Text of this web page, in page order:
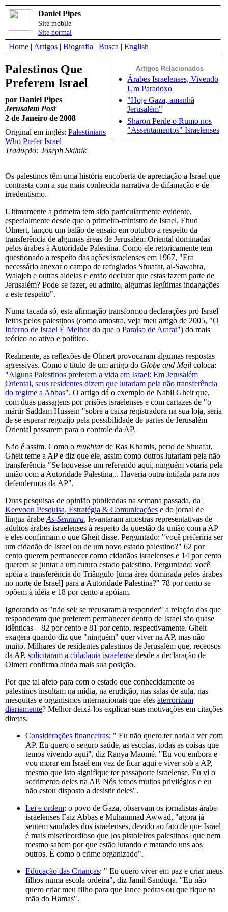
Daniel Pipes
Site mobile
Site normal
Home | Artigos | Biografia | Busca | English
Artigos Relacionados
Árabes Israelenses, Vivendo
Um Paradoxo
"Hoje Gaza, amanhã
Jerusalém"
Sharon Perde o Rumo nos
"Assentamentos" Israelenses
Palestinos Que
Preferem Israel
por Daniel Pipes
Jerusalem Post
2 de Janeiro de 2008
Original em inglês: Palestinians
Who Prefer Israel
Tradução: Joseph Skilnik
Os palestinos têm uma história encoberta de apreciação a Israel que
contrasta com a sua mais conhecida narrativa de difamação e de
irredentismo.
Ultimamente a primeira tem sido particularmente evidente,
especialmente desde que o primeiro-ministro de Israel, Ehud
Olmert, lançou um balão de ensaio em outubro a respeito da
transferência de algumas áreas de Jerusalém Oriental dominadas
pelos árabes à Autoridade Palestina. Como ele retoricamente tem
questionado a respeito das ações israelenses em 1967, "Era
necessário anexar o campo de refugiados Shuafat, al-Sawahra,
Walajeh e outras aldeias e então declarar que estas fazem parte de
Jerusalém? Pode-se fazer, eu admito, algumas legítimas indagações
a este respeito".
Numa tacada só, esta afirmação transformou declarações pró Israel
feitas pelos palestinos (como amostra, veja meu artigo de 2005, "O
Inferno de Israel É Melhor do que o Paraíso de Arafat") do mais
teórico ao ativo e político.
Realmente, as reflexões de Olmert provocaram algumas respostas
agressivas. Como o título de um artigo do Globe and Mail coloca:
"Alguns Palestinos preferem a vida em Israel: Em Jerusalém
Oriental, seus residentes dizem que lutariam pela não transferência
do regime a Abbas". O artigo dá o exemplo de Nabil Gheit que,
com duas passagens por prisões israelenses e com cartazes de "o
mártir Saddam Hussein "sobre a caixa registradora na sua loja, seria
de se esperar regozijo pela possibilidade de partes de Jerusalém
Oriental passarem para o controle da AP.
Não é assim. Como o mukhtarde Ras Khamis, perto de Shuafat,
Gheit teme a AP e diz que ele, assim como outros lutariam pela não
transferência "Se houvesse um referendo aqui, ninguém votaria pela
união com a Autoridade Palestina... Haveria outra intifada para nos
defendermos da AP".
Duas pesquisas de opinião publicadas na semana passada, da
Keevoon Pesquisa, Estratégia & Comunicações e do jornal de
língua árabe As-Sennara, levantaram amostras representativas de
adultos árabes israelenses à respeito da questão da união com a AP
e eles confirmam o que Gheit disse. Perguntado: "você preferiria ser
um cidadão de Israel ou de um novo estado palestino?" 62 por
cento querem permanecer como cidadãos israelenses e 14 por cento
querem se juntar a um futuro estado palestino. Perguntado: você
apóia a transferência do Triângulo [uma área dominada pelos árabes
no norte de Israel] para a Autoridade Palestina?" 78 por cento se
opõem à idéia e 18 por cento a apóiam.
Ignorando os "não sei/ se recusaram a responder" a relação dos que
responderam que preferem permanecer dentro de Israel são quase
idênticas – 82 por cento e 81 por cento, respectivamente. Gheit
exagera quando diz que "ninguém" quer viver na AP, mas não
muito. Milhares de residentes palestinos de Jerusalém que, receosos
da AP, solicitaram a cidadania israelense desde a declaração de
Olmert confirma ainda mais sua posição.
Por que tal afeto para com o estado que conhecidamente os
palestinos insultam na mídia, na erudição, nas salas de aula, nas
mesquitas e organismos internacionais que eles aterrorizam
diariamente? Melhor deixá-los explicar suas motivações em citações
diretas.
Considerações financeiras: " Eu não quero ter nada a ver com
AP. Eu quero o seguro saúde, as escolas, todas as coisas que
temos vivendo aqui", diz Ranya Maomé. "Eu vou embora e
vou morar em Israel em vez de ficar aqui e viver sob a AP,
mesmo que isto signifique ter passaporte israelense. Eu vi o
sofrimento deles na AP. Nós temos muitos privilégios e eu
não estou disposto a desistir deles".
Lei e ordem: o povo de Gaza, observam os jornalistas árabe-
israelenses Faiz Abbas e Muhammad Awwad, "agora já
sentem saudades dos israelenses, devido ao fato de que Israel
é mais misericordioso que [os pistoleiros palestinos] que nem
mesmo sabem por que estão lutando e matando uns aos
outros. É como o crime organizado".
Educação das Crianças: " Eu quero viver em paz e criar meus
filhos numa escola ordeira", diz Jamil Sanduqa. "Eu não
quero criar meu filho para que lance pedras ou que fique na
mão do Hamas".